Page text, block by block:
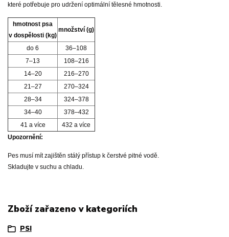
které potřebuje pro udržení optimální tělesné hmotnosti.
hmotnost psa
v dospělosti (kg)
množství (g)
do 6
36–108
7–13
108–216
14–20
216–270
21–27
270–324
28–34
324–378
34–40
378–432
41 a více
432 a více
Upozornění:
Pes musí mít zajištěn stálý přístup k čerstvé pitné vodě.
Skladujte v suchu a chladu.
Zboží zařazeno v kategoriích
PSI